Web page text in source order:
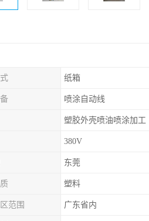
纸箱
喷涂自动线
塑胶外壳喷油喷涂加工
380V
东莞
塑料
范围 广东省内